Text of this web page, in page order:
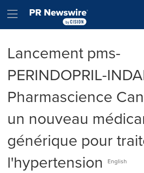
Hamburger menu
Lancement pms-
PERINDOPRIL-
Pharmascience
un nouveau
générique pour
l'hypertension
English